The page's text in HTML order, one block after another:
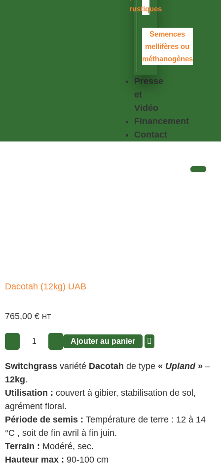
rustiques
Semences
mellifères ou
méthanogènes
Presse
et
Vidéo
Financement
Contact
Dacotah (12kg) UAB
765,00 € HT
Ajouter au panier
Switchgrass variété Dacotah de type « Upland » –
12kg.
Utilisation : couvert à gibier, stabilisation de sol,
agrément floral.
Période de semis : Température de terre : 12 à 14
°C , soit de fin avril à fin juin.
Terrain : Modéré, sec.
Hauteur max : 90-100 cm